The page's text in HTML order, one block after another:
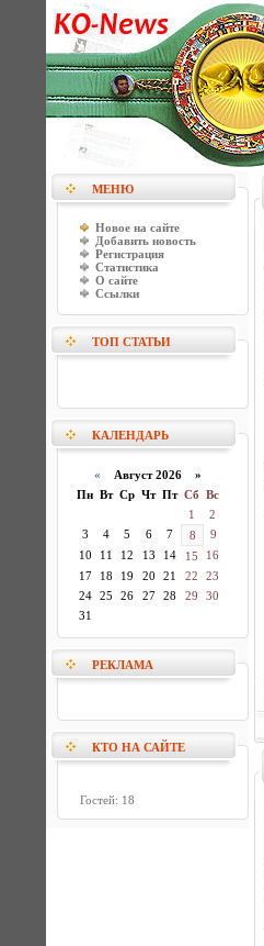
МЕНЮ
Новое на сайте
Добавить новость
Регистрация
Статистика
О сайте
Ссылки
ТОП СТАТЬИ
КАЛЕНДАРЬ
« Август 2026 »
Пн Вт Ср Чт Пт Сб Вс
1
2
3
4 5 6 7 8
9
10
11 12 13 14 15
16
17
18 19 20 21 22
23
24
25 26 27 28 29
30
31
РЕКЛАМА
КТО НА САЙТЕ
Гостей: 18